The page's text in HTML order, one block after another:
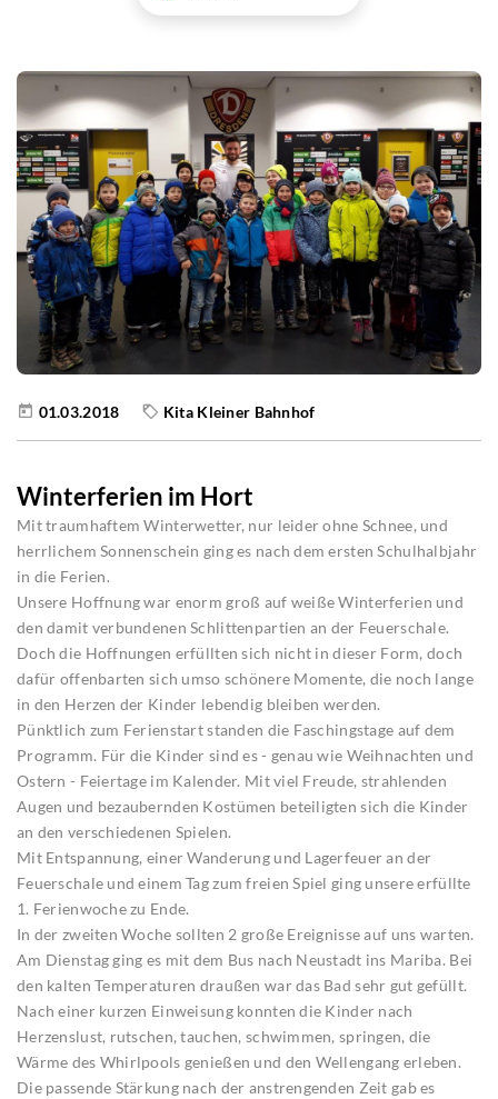
01.03.2018 Kita Kleiner Bahnhof
Winterferien im Hort
Mit traumhaftem Winterwetter, nur leider ohne Schnee, und
herrlichem Sonnenschein ging es nach dem ersten Schulhalbjahr
in die Ferien.
Unsere Hoffnung war enorm groß auf weiße Winterferien und
den damit verbundenen Schlittenpartien an der Feuerschale.
Doch die Hoffnungen erfüllten sich nicht in dieser Form, doch
dafür offenbarten sich umso schönere Momente, die noch lange
in den Herzen der Kinder lebendig bleiben werden.
Pünktlich zum Ferienstart standen die Faschingstage auf dem
Programm. Für die Kinder sind es - genau wie Weihnachten und
Ostern - Feiertage im Kalender. Mit viel Freude, strahlenden
Augen und bezaubernden Kostümen beteiligten sich die Kinder
an den verschiedenen Spielen.
Mit Entspannung, einer Wanderung und Lagerfeuer an der
Feuerschale und einem Tag zum freien Spiel ging unsere erfüllte
1. Ferienwoche zu Ende.
In der zweiten Woche sollten 2 große Ereignisse auf uns warten.
Am Dienstag ging es mit dem Bus nach Neustadt ins Mariba. Bei
den kalten Temperaturen draußen war das Bad sehr gut gefüllt.
Nach einer kurzen Einweisung konnten die Kinder nach
Herzenslust, rutschen, tauchen, schwimmen, springen, die
Wärme des Whirlpools genießen und den Wellengang erleben.
Die passende Stärkung nach der anstrengenden Zeit gab es